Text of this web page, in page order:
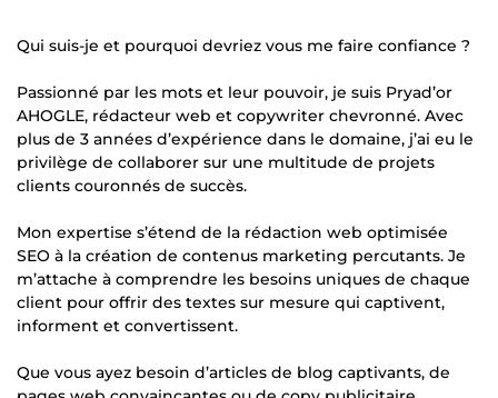
Qui suis-je et pourquoi devriez vous me faire confiance ?
Passionné par les mots et leur pouvoir, je suis Pryad’or
AHOGLE, rédacteur web et copywriter chevronné. Avec
plus de 3 années d’expérience dans le domaine, j’ai eu le
privilège de collaborer sur une multitude de projets
clients couronnés de succès.
Mon expertise s’étend de la rédaction web optimisée
SEO à la création de contenus marketing percutants. Je
m’attache à comprendre les besoins uniques de chaque
client pour offrir des textes sur mesure qui captivent,
informent et convertissent.
Que vous ayez besoin d’articles de blog captivants, de